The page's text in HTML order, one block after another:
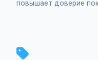
повышает доверие